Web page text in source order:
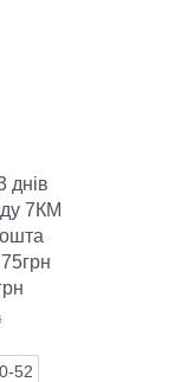
днів
7КМ
52